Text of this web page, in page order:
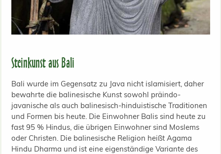
Steinkunst aus Bali
Bali wurde im Gegensatz zu Java nicht islamisiert, daher
bewahrte die balinesische Kunst sowohl präindo-
javanische als auch balinesisch-hinduistische Traditionen
und Formen bis heute. Die Einwohner Balis sind heute zu
fast 95 % Hindus, die übrigen Einwohner sind Moslems
oder Christen. Die balinesische Religion heißt Agama
Hindu Dharma und ist eine eigenständige Variante des